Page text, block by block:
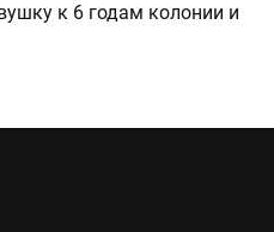
к 6 годам колонии и